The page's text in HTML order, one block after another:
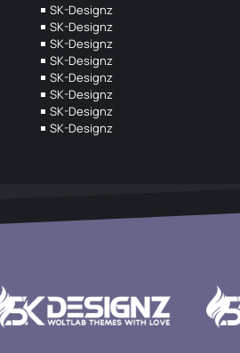
SK-Designz
SK-Designz
SK-Designz
SK-Designz
SK-Designz
SK-Designz
SK-Designz
SK-Designz